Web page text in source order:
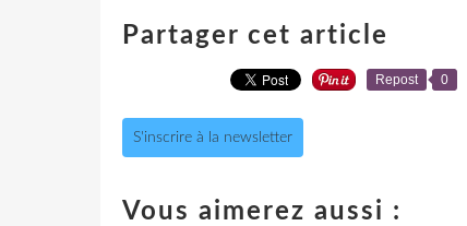
Partager cet article
Repost 0
S'inscrire à la newsletter
Vous aimerez aussi :